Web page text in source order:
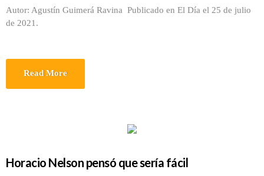
Autor: Agustín Guimerá Ravina Publicado en El Día el 25 de julio
de 2021.
Read More
Horacio Nelson pensó que sería fácil